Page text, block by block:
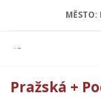
MĚSTO:
Pražská +